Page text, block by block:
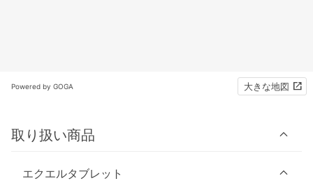
Powered by GOGA 大きな地図
取り扱い商品
エクエルタブレット